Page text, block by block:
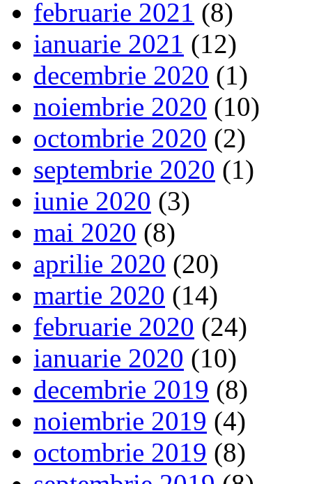
februarie 2021 (8)
ianuarie 2021 (12)
decembrie 2020 (1)
noiembrie 2020 (10)
octombrie 2020 (2)
septembrie 2020 (1)
iunie 2020 (3)
mai 2020 (8)
aprilie 2020 (20)
martie 2020 (14)
februarie 2020 (24)
ianuarie 2020 (10)
decembrie 2019 (8)
noiembrie 2019 (4)
octombrie 2019 (8)